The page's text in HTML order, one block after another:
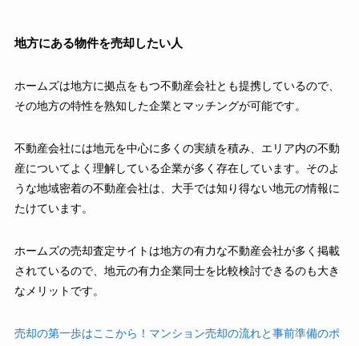
地方にある物件を売却したい人
ホームズは地方に拠点をもつ不動産会社とも提携しているので、
その地方の特性を熟知した企業とマッチングが可能です。
不動産会社には地元を中心に多くの実績を積み、エリア内の不動
産についてよく理解している企業が多く存在しています。そのよ
うな地域密着の不動産会社は、大手では知り得ない地元の情報に
たけています。
ホームズの売却査定サイトは地方の有力な不動産会社が多く掲載
されているので、地元の有力企業同士を比較検討できるのも大き
なメリットです。
売却の第一歩はここから！マンション売却の流れと事前準備のポ